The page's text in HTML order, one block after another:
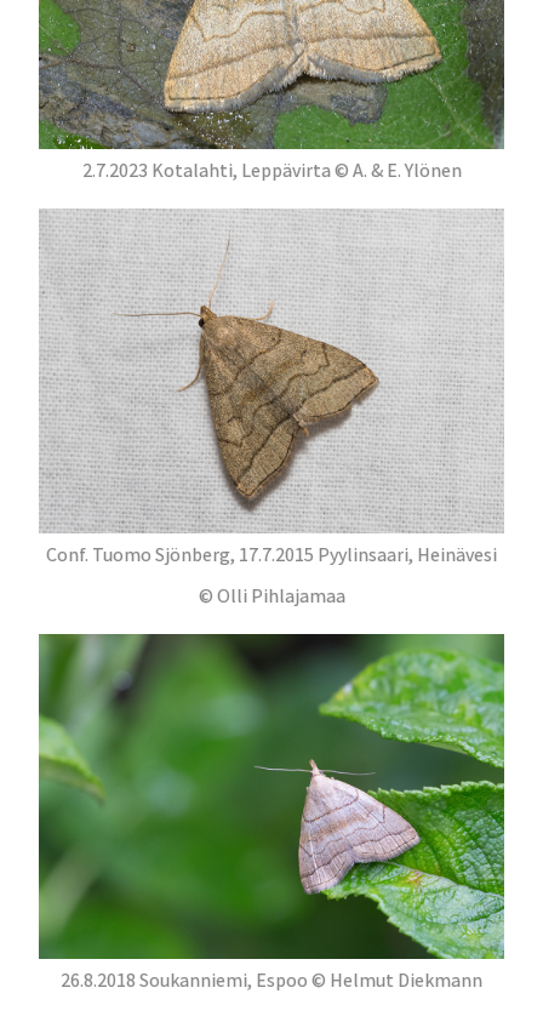
2.7.2023 Kotalahti, Leppävirta © A. & E. Ylönen
Conf. Tuomo Sjönberg, 17.7.2015 Pyylinsaari, Heinävesi
© Olli Pihlajamaa
26.8.2018 Soukanniemi, Espoo © Helmut Diekmann